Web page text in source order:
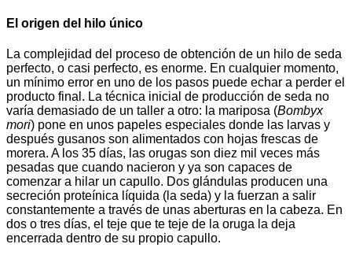
El origen del hilo único
La complejidad del proceso de obtención de un hilo de seda
perfecto, o casi perfecto, es enorme. En cualquier momento,
un mínimo error en uno de los pasos puede echar a perder el
producto final. La técnica inicial de producción de seda no
varía demasiado de un taller a otro: la mariposa (Bombyx
mori) pone en unos papeles especiales donde las larvas y
después gusanos son alimentados con hojas frescas de
morera. A los 35 días, las orugas son diez mil veces más
pesadas que cuando nacieron y ya son capaces de
comenzar a hilar un capullo. Dos glándulas producen una
secreción proteínica líquida (la seda) y la fuerzan a salir
constantemente a través de unas aberturas en la cabeza. En
dos o tres días, el teje que te teje de la oruga la deja
encerrada dentro de su propio capullo.